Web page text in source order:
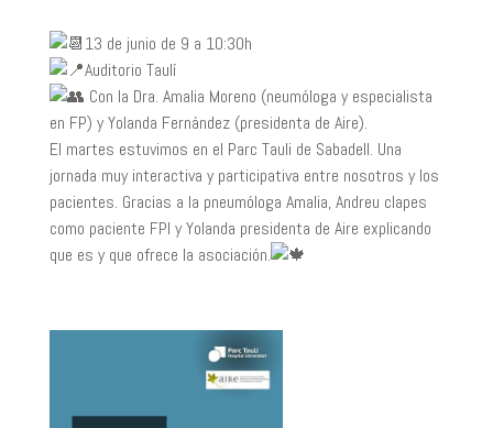
13 de junio de 9 a 10:30h
Auditorio Taulí
Con la Dra. Amalia Moreno (neumóloga y especialista
en FP) y Yolanda Fernández (presidenta de Aire).
El martes estuvimos en el Parc Tauli de Sabadell. Una
jornada muy interactiva y participativa entre nosotros y los
pacientes. Gracias a la pneumóloga Amalia, Andreu clapes
como paciente FPI y Yolanda presidenta de Aire explicando
que es y que ofrece la asociación.